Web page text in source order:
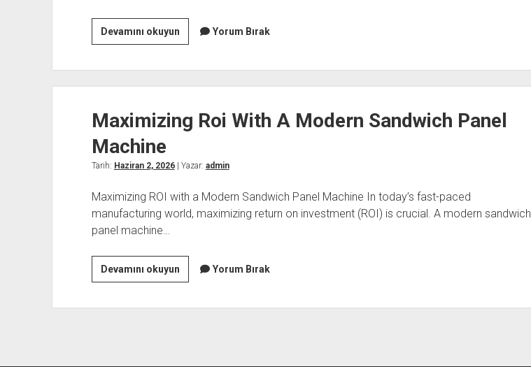
Devamını okuyunSac
Ekimi
Yorum Bırak
Maximizing Roi With A Modern Sandwich Panel
Machine
Tarih: Haziran 2, 2026| Yazar: admin
Maximizing ROI with a Modern Sandwich Panel Machine In today’s fast-paced
manufacturing world, maximizing return on investment (ROI) is crucial. A modern sandwich
panel machine…
Devamını okuyunMaximizing
Roi
Yorum Bırak